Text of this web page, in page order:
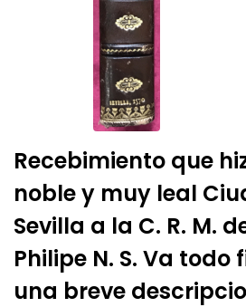
Recebimiento que
noble y muy leal
Sevilla a la C. R. M.
Philipe N. S. Va
una breve